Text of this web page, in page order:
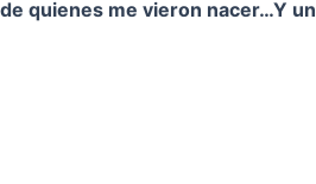
quienes me vieron nacer…Y